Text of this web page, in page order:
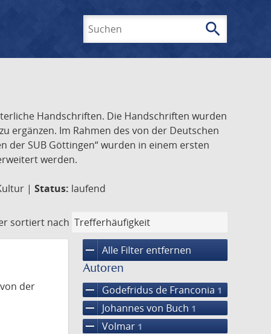
search
Handschriften. Die Handschriften wurden
ergänzen. Im Rahmen des von der Deutschen
SUB Göttingen“ wurden in einem ersten
werden.
| Status: laufend
sortiert nach
remove Alle Filter entfernen
Autoren
remove Godefridus de Franconia 1
remove Johannes von Buch 1
remove Volmar 1
der